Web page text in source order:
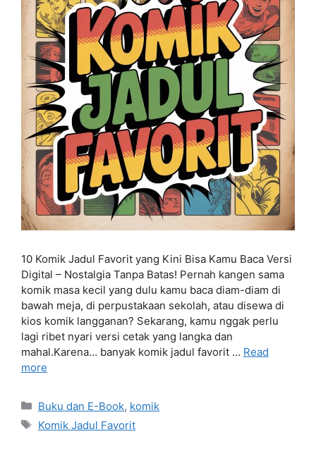
10 Komik Jadul Favorit yang Kini Bisa Kamu Baca Versi
Digital – Nostalgia Tanpa Batas! Pernah kangen sama
komik masa kecil yang dulu kamu baca diam-diam di
bawah meja, di perpustakaan sekolah, atau disewa di
kios komik langganan? Sekarang, kamu nggak perlu
lagi ribet nyari versi cetak yang langka dan
mahal.Karena… banyak komik jadul favorit … Read
more
Categories
Buku dan E-Book, komik
Tags
Komik Jadul Favorit